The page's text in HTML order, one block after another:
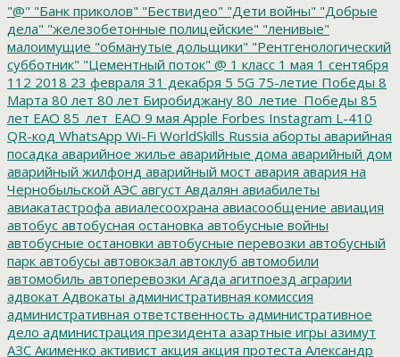
"@" "Банк приколов" "Бествидео" "Дети войны" "Добрые
дела" "железобетонные полицейские" "ленивые"
малоимущие "обманутые дольщики" "Рентгенологический
субботник" "Цементный поток" @ 1 класс 1 мая 1 сентября
112 2018 23 февраля 31 декабря 5 5G 75-летие Победы 8
Марта 80 лет 80 лет Биробиджану 80_летие_Победы 85
лет ЕАО 85_лет_ЕАО 9 мая Apple Forbes Instagram L-410
QR-код WhatsApp Wi-Fi WorldSkills Russia аборты аварийная
посадка аварийное жилье аварийные дома аварийный дом
аварийный жилфонд аварийный мост авария авария на
Чернобыльской АЭС август Авдалян авиабилеты
авиакатастрофа авиалесоохрана авиасообщение авиация
автобус автобусная остановка автобусные войны
автобусные остановки автобусные перевозки автобусный
парк автобусы автовокзал автоклуб автомобили
автомобиль автоперевозки Агада агитпоезд аграрии
адвокат Адвокаты административная комиссия
административная ответственность административное
дело администрация президента азартные игры азимут
АЗС Акименко активист акция акция протеста Александр